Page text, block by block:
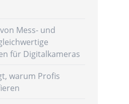
Mess- und
für Digitalkameras
warum Profis